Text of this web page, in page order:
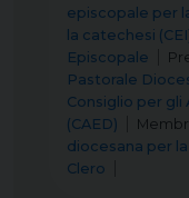
episcopale per
la catechesi
Episcopale
Pastorale
Consiglio per
(CAED)
diocesana per
Clero